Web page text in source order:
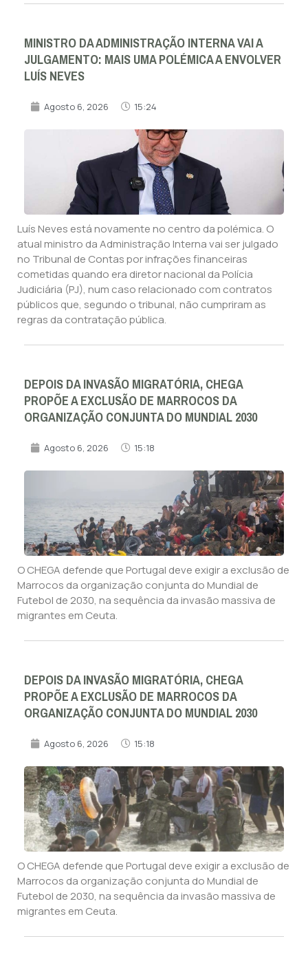
MINISTRO DA ADMINISTRAÇÃO INTERNA VAI A
JULGAMENTO: MAIS UMA POLÉMICA A ENVOLVER
LUÍS NEVES
Agosto 6, 2026 15:24
Luís Neves está novamente no centro da polémica. O
atual ministro da Administração Interna vai ser julgado
no Tribunal de Contas por infrações financeiras
cometidas quando era diretor nacional da Polícia
Judiciária (PJ), num caso relacionado com contratos
públicos que, segundo o tribunal, não cumpriram as
regras da contratação pública.
DEPOIS DA INVASÃO MIGRATÓRIA, CHEGA
PROPÕE A EXCLUSÃO DE MARROCOS DA
ORGANIZAÇÃO CONJUNTA DO MUNDIAL 2030
Agosto 6, 2026 15:18
O CHEGA defende que Portugal deve exigir a exclusão de
Marrocos da organização conjunta do Mundial de
Futebol de 2030, na sequência da invasão massiva de
migrantes em Ceuta.
DEPOIS DA INVASÃO MIGRATÓRIA, CHEGA
PROPÕE A EXCLUSÃO DE MARROCOS DA
ORGANIZAÇÃO CONJUNTA DO MUNDIAL 2030
Agosto 6, 2026 15:18
O CHEGA defende que Portugal deve exigir a exclusão de
Marrocos da organização conjunta do Mundial de
Futebol de 2030, na sequência da invasão massiva de
migrantes em Ceuta.